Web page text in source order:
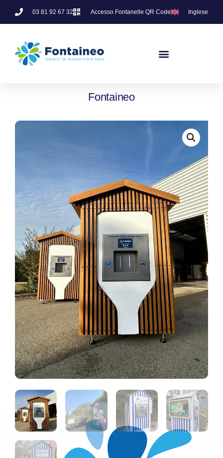
03 81 92 67 32 Accesso Fontanelle QR Code Inglese
Fontaineo